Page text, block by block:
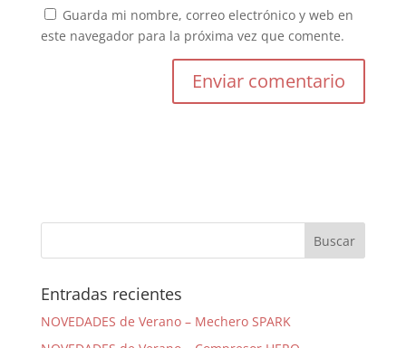
Guarda mi nombre, correo electrónico y web en
este navegador para la próxima vez que comente.
Entradas recientes
NOVEDADES de Verano – Mechero SPARK